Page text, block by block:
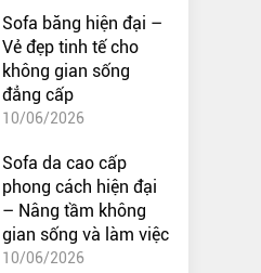
Sofa băng hiện đại –
Vẻ đẹp tinh tế cho
không gian sống
đẳng cấp
10/06/2026
Sofa da cao cấp
phong cách hiện đại
– Nâng tầm không
gian sống và làm việc
10/06/2026